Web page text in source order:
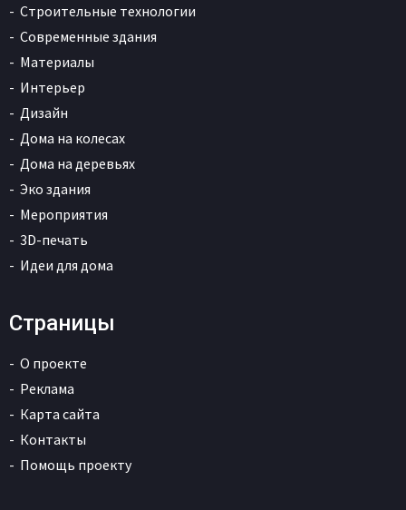
Строительные технологии
Современные здания
Материалы
Интерьер
Дизайн
Дома на колесах
Дома на деревьях
Эко здания
Мероприятия
3D-печать
Идеи для дома
Страницы
О проекте
Реклама
Карта сайта
Контакты
Помощь проекту